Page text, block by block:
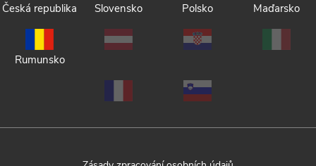
Česká republika Slovensko Polsko Maďarsko
Rumunsko